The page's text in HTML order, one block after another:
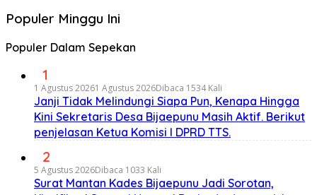
Populer Minggu Ini
Populer Dalam Sepekan
1
1 Agustus 20261 Agustus 2026Dibaca 1534 Kali
Janji Tidak Melindungi Siapa Pun, Kenapa Hingga
Kini Sekretaris Desa Bijaepunu Masih Aktif. Berikut
penjelasan Ketua Komisi I DPRD TTS.
2
5 Agustus 2026Dibaca 1033 Kali
Surat Mantan Kades Bijaepunu Jadi Sorotan,